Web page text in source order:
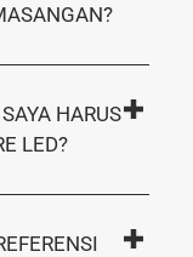
HARUS
LED?